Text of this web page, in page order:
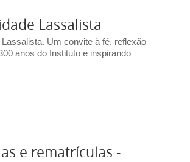
Lassalista
Um convite à fé, reflexão
anos do Instituto e inspirando
e rematrículas -